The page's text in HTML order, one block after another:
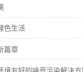
色生活
篇章